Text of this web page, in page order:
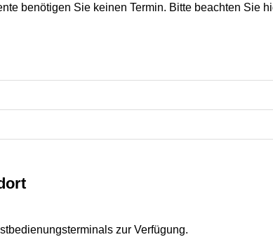
benötigen Sie keinen Termin. Bitte beachten Sie
zur Verfügung.